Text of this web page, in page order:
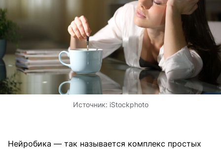
Источник: iStockphoto
Нейробика — так называется комплекс простых